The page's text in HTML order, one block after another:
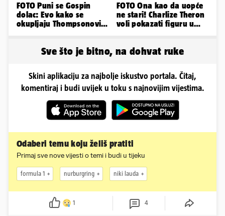
FOTO Puni se Gospin
dolac: Evo kako se
okupljaju Thompsonovi
FOTO Ona kao da uopće
ne stari! Charlize Theron
voli pokazati figuru u
Sve što je bitno, na dohvat ruke
Skini aplikaciju za najbolje iskustvo portala. Čitaj,
komentiraj i budi uvijek u toku s najnovijim vijestima.
Odaberi temu koju želiš pratiti
Primaj sve nove vijesti o temi i budi u tijeku
formula 1 nurburgring niki lauda
1 4